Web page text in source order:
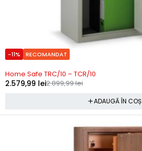
-11% RECOMANDAT
Precomanda
Home Safe TRC/10 – TCR/10
2.899,99lei
2.579,99 lei
ADAUGĂ ÎN COȘ